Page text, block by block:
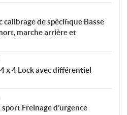
calibrage de spécifique Basse
marche arrière et
x 4 Lock avec différentiel
Freinage d’urgence